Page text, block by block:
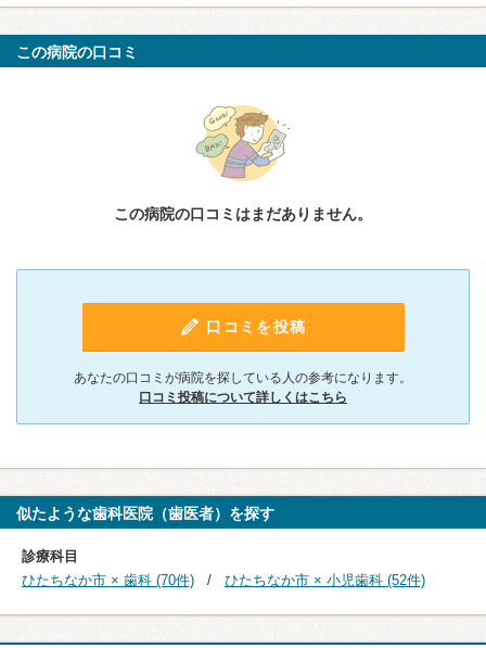
この病院の口コミ
この病院の口コミはまだありません。
口コミを投稿
あなたの口コミが病院を探している人の参考になります。
口コミ投稿について詳しくはこちら
似たような歯科医院（歯医者）を探す
診療科目
ひたちなか市 × 歯科 (70件)
ひたちなか市 × 小児歯科 (52件)